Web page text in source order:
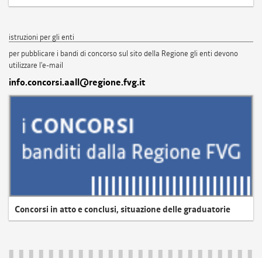
istruzioni per gli enti
per pubblicare i bandi di concorso sul sito della Regione gli enti devono
utilizzare l'e-mail
info.concorsi.aall@regione.fvg.it
Concorsi in atto e conclusi, situazione delle graduatorie